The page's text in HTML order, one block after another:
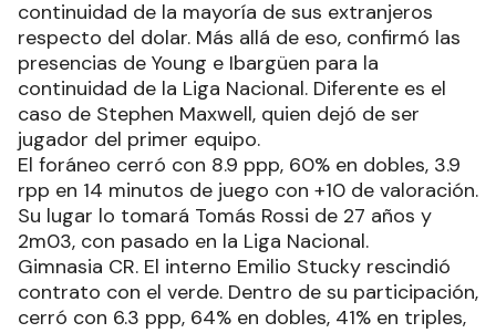
continuidad de la mayoría de sus extranjeros
respecto del dolar. Más allá de eso, confirmó las
presencias de Young e Ibargüen para la
continuidad de la Liga Nacional. Diferente es el
caso de Stephen Maxwell, quien dejó de ser
jugador del primer equipo.
El foráneo cerró con 8.9 ppp, 60% en dobles, 3.9
rpp en 14 minutos de juego con +10 de valoración.
Su lugar lo tomará Tomás Rossi de 27 años y
2m03, con pasado en la Liga Nacional.
Gimnasia CR. El interno Emilio Stucky rescindió
contrato con el verde. Dentro de su participación,
cerró con 6.3 ppp, 64% en dobles, 41% en triples,